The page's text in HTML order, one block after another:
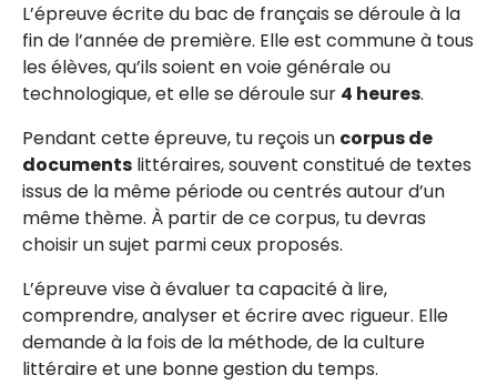
L’épreuve écrite du bac de français se déroule à la
fin de l’année de première. Elle est commune à tous
les élèves, qu’ils soient en voie générale ou
technologique, et elle se déroule sur 4 heures.
Pendant cette épreuve, tu reçois un corpus de
documents littéraires, souvent constitué de textes
issus de la même période ou centrés autour d’un
même thème. À partir de ce corpus, tu devras
choisir un sujet parmi ceux proposés.
L’épreuve vise à évaluer ta capacité à lire,
comprendre, analyser et écrire avec rigueur. Elle
demande à la fois de la méthode, de la culture
littéraire et une bonne gestion du temps.